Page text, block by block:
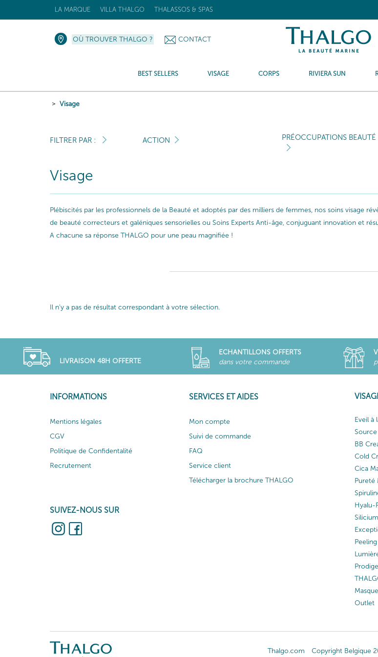
LA MARQUE VILLA THALGO THALASSOS & SPAS
OÙ TROUVER THALGO ? CONTACT
BEST SELLERS VISAGE CORPS RIVIERA SUN
Visage
FILTRER PAR : ACTION PRÉOCCUPATIONS BEAUTÉ
Visage
Plébiscités par les professionnels de la Beauté et adoptés par des milliers de femmes, nos soins visage
de beauté correcteurs et galéniques sensorielles ou Soins Experts Anti-âge, conjuguant innovation et
A chacune sa réponse THALGO pour une peau magnifiée !
Il n'y a pas de résultat correspondant à votre sélection.
LIVRAISON 48H OFFERTE
ECHANTILLONS OFFERTS
dans votre commande
INFORMATIONS
Mentions légales
CGV
Politique de Confidentalité
Recrutement
SUIVEZ-NOUS SUR
SERVICES ET AIDES
Mon compte
Suivi de commande
FAQ
Service client
Télécharger la brochure THALGO
Eveil à
BB
Cold
Cica
Pureté
Hyalu-
Outlet
Thalgo.com Copyright Belgique